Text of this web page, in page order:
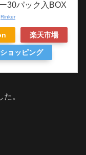
30パック入BOX
Rinker
楽天市場
ョッピング
。